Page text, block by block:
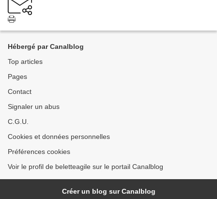
Hébergé par Canalblog
Top articles
Pages
Contact
Signaler un abus
C.G.U.
Cookies et données personnelles
Préférences cookies
Voir le profil de beletteagile sur le portail Canalblog
Créer un blog sur Canalblog